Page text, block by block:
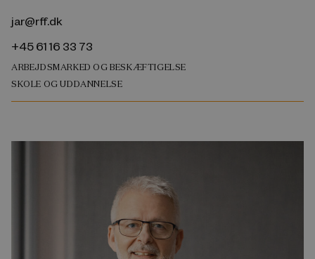
jar@rff.dk
+45 61 16 33 73
ARBEJDSMARKED OG BESKÆFTIGELSE
SKOLE OG UDDANNELSE